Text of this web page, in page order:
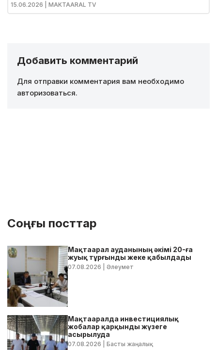
15.06.2026 | MAKTAARAL TV
Добавить комментарий
Для отправки комментария вам необходимо
авторизоваться.
Соңғы посттар
Мақтаарал ауданының әкімі 20-ға
жуық тұрғынды жеке қабылдады
07.08.2026 | Әлеумет
Мақтааралда инвестициялық
жобалар қарқынды жүзеге
асырылуда
07.08.2026 | Басты жаңалық